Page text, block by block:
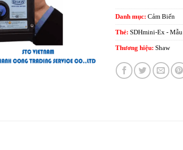
Danh mục: Cảm Biến
Thẻ: SDHmini-Ex - Mẫu
Thương hiệu: Shaw